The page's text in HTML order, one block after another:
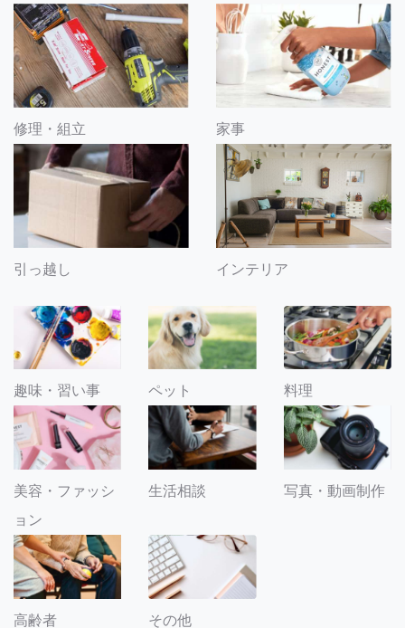
修理・組立 家事
引っ越し インテリア
趣味・習い事 ペット 料理
美容・ファッシ
ョン
生活相談 写真・動画制作
高齢者 その他